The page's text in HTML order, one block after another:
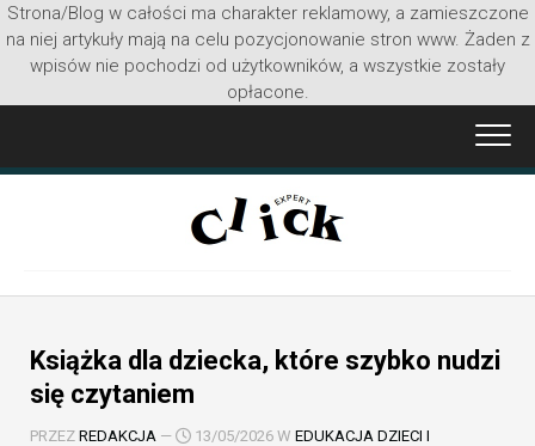
Strona/Blog w całości ma charakter reklamowy, a zamieszczone
na niej artykuły mają na celu pozycjonowanie stron www. Żaden z
wpisów nie pochodzi od użytkowników, a wszystkie zostały
opłacone.
treści
Książka dla dziecka, które szybko nudzi
się czytaniem
PRZEZ REDAKCJA — 13/05/2026 W EDUKACJA DZIECI I